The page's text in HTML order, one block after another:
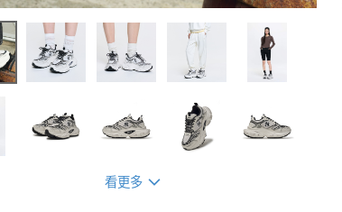
看更多